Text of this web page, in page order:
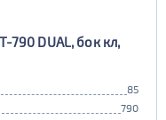
790 DUAL, бок кл,
85
790